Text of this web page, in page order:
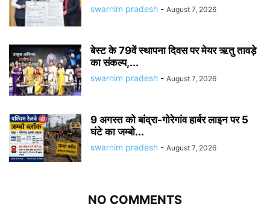
swarnim pradesh - August 7, 2026
बेस्ट के 79वें स्थापना दिवस पर मेयर ऋतु तावड़े
का संकल्प,...
swarnim pradesh - August 7, 2026
9 अगस्त को बांद्रा-गोरेगांव हार्बर लाइन पर 5
घंटे का जम्बो...
swarnim pradesh - August 7, 2026
NO COMMENTS